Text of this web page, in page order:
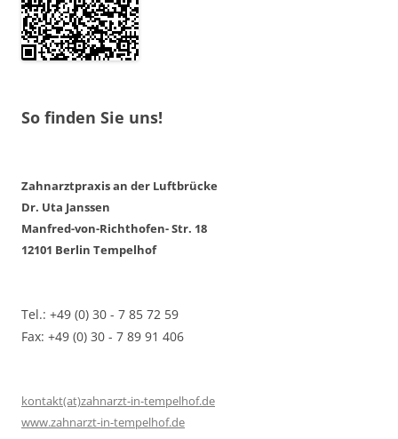
So finden Sie uns!
Zahnarztpraxis an der Luftbrücke
Dr. Uta Janssen
Manfred-von-Richthofen- Str. 18
12101 Berlin Tempelhof
Tel.: +49 (0) 30 - 7 85 72 59
Fax: +49 (0) 30 - 7 89 91 406
kontakt(at)zahnarzt-in-tempelhof.de
www.zahnarzt-in-tempelhof.de